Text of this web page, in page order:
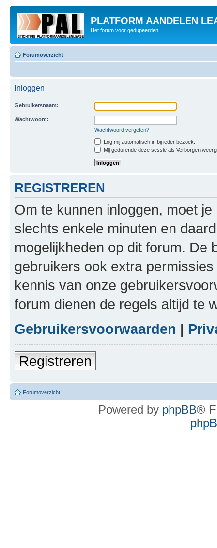
PLATFORM AANDELEN
Het forum voor gedupeerden
Forumoverzicht
Inloggen
Gebruikersnaam:
Wachtwoord:
Wachtwoord vergeten?
Log mij automatisch in bij ieder bezoek.
Mij gedurende deze sessie als Verborgen
REGISTREREN
Om te kunnen inloggen, moet
slechts enkele minuten en
mogelijkheden op dit forum. De
gebruikers ook extra
kennis van onze
forum dienen de regels altijd te
Gebruikersvoorwaarden |
Registreren
Forumoverzicht
Powered by phpBB®